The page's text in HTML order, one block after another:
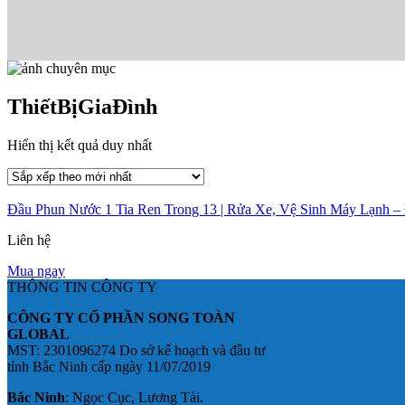
ThiếtBịGiaĐình
Hiển thị kết quả duy nhất
Đầu Phun Nước 1 Tia Ren Trong 13 | Rửa Xe, Vệ Sinh Máy Lạnh
Liên hệ
Mua ngay
THÔNG TIN CÔNG TY
CÔNG TY CỔ PHẦN SONG TOÀN
GLOBAL
MST: 2301096274 Do sở kế hoạch và đầu tư
tỉnh Bắc Ninh cấp ngày 11/07/2019
Bắc Ninh: Ngọc Cục, Lương Tài.